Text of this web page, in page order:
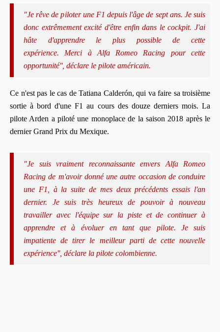
"Je rêve de piloter une F1 depuis l'âge de sept ans. Je suis
donc extrêmement excité d'être enfin dans le cockpit. J'ai
hâte d'apprendre le plus possible de cette
expérience. Merci à Alfa Romeo Racing pour cette
opportunité'', déclare le pilote américain.
Ce n'est pas le cas de Tatiana Calderón, qui va faire sa troisième
sortie à bord d'une F1 au cours des douze derniers mois. La
pilote Arden a piloté une monoplace de la saison 2018 après le
dernier Grand Prix du Mexique.
"Je suis vraiment reconnaissante envers Alfa Romeo
Racing de m'avoir donné une autre occasion de conduire
une F1, à la suite de mes deux précédents essais l'an
dernier. Je suis très heureux de pouvoir à nouveau
travailler avec l'équipe sur la piste et de continuer à
apprendre et à évoluer en tant que pilote. Je suis
impatiente de tirer le meilleur parti de cette nouvelle
expérience'', déclare la pilote colombienne.